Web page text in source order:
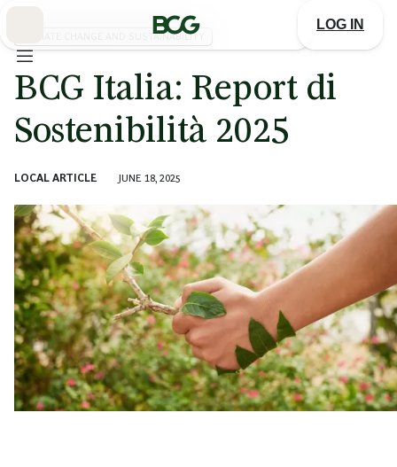
LOG IN
CLIMATE CHANGE AND SUSTAINABILITY
BCG Italia: Report di
Sostenibilità 2025
LOCAL ARTICLE JUNE 18, 2025